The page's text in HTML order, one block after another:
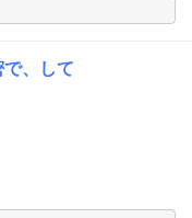
、して